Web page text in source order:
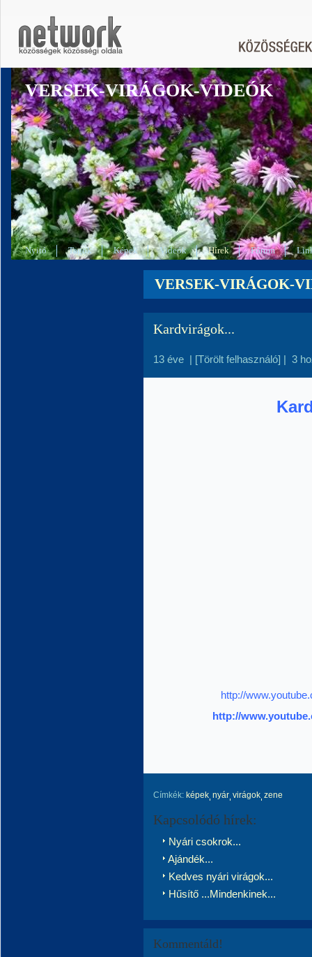
VERSEK-VIRÁGOK-VIDEÓK
Nyitó Tagok Képek Videók Hírek Fórum
VERSEK-VIRÁGOK-
Kardvirágok...
13 éve | [Törölt felhasználó] | 3
http://
http://
Címkék: képek nyár virágok zene
Kapcsolódó hírek:
Nyári csokrok...
Ajándék...
Kedves nyári virágok...
Hűsítő ...Mindenkinek...
Kommentáld!